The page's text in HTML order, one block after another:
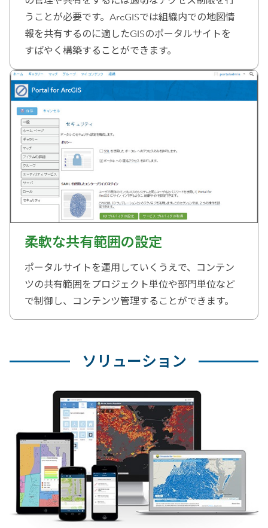
うことが必要です。ArcGISでは組織内での地図情
報を共有するのに適したGISのポータルサイトを
すばやく構築することができます。
柔軟な共有範囲の設定
ポータルサイトを運用していくうえで、コンテン
ツの共有範囲をプロジェクト単位や部門単位など
で制御し、コンテンツ管理することができます。
ソリューション